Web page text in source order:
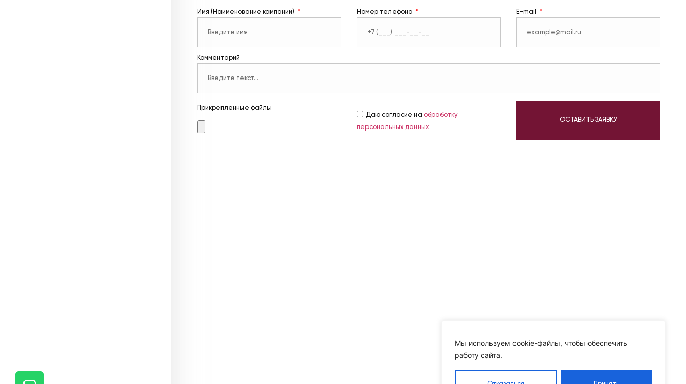
Мы используем cookie-файлы, чтобы обеспечить
работу сайта.
Имя (Наименование компании) Номер телефона E-mail
Комментарий
Прикрепленные файлы
Даю согласие на обработку
персональных данных
ОСТАВИТЬ ЗАЯВКУ